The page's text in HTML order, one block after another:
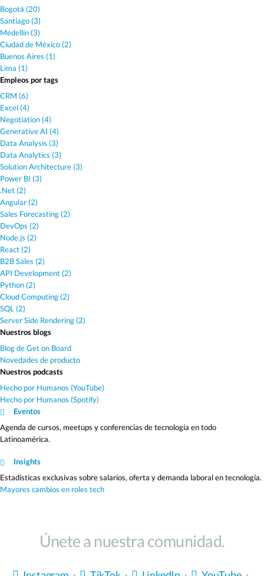
Bogotá (20)
Santiago (3)
Medellín (3)
Ciudad de México (2)
Buenos Aires (1)
Lima (1)
Empleos por tags
CRM (6)
Excel (4)
Negotiation (4)
Generative AI (4)
Data Analysis (3)
Data Analytics (3)
Solution Architecture (3)
Power BI (3)
.Net (2)
Angular (2)
Sales Forecasting (2)
DevOps (2)
Node.js (2)
React (2)
B2B Sales (2)
API Development (2)
Python (2)
Cloud Computing (2)
SQL (2)
Server Side Rendering (2)
Nuestros blogs
Blog de Get on Board
Novedades de producto
Nuestros podcasts
Hecho por Humanos (YouTube)
Hecho por Humanos (Spotify)
Eventos
Agenda de cursos, meetups y conferencias de tecnología en todo
Latinoamérica.
Insights
Estadísticas exclusivas sobre salarios, oferta y demanda laboral en tecnología.
Mayores cambios en roles tech
Únete a nuestra comunidad.